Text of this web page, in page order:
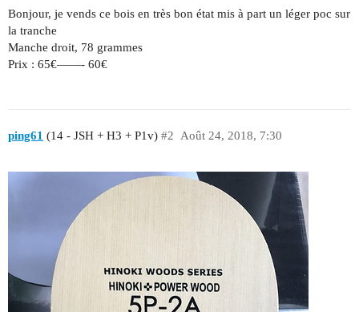
Bonjour, je vends ce bois en très bon état mis à part un léger poc sur
la tranche
Manche droit, 78 grammes
Prix : 65€——- 60€
ping61 (14 - JSH + H3 + P1v) Août 24, 2018, 7:30
#2